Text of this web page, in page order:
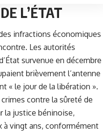
L’ÉTAT
infractions économiques
Les autorités
survenue en décembre
brièvement l’antenne
« le jour de la libération ».
contre la sûreté de
la justice béninoise,
à vingt ans, conformément